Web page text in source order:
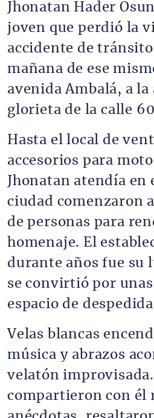
Jhonatan Hader
joven que perdió la
accidente de
mañana de ese
avenida Ambalá, a la
glorieta de la calle
Hasta el local de
accesorios para
Jhonatan atendía en
ciudad comenzaron
de personas para
homenaje. El
durante años fue su
se convirtió por
espacio de
Velas blancas
música y abrazos
velatón improvisada.
compartieron con él